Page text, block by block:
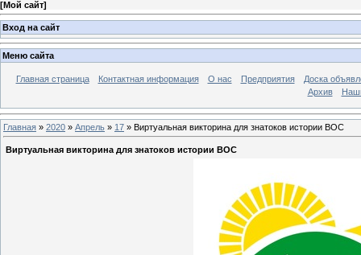
[Мой сайт]
Вход на сайт
Меню сайта
Главная страница Контактная информация О нас Предприятия
Доска
Архив
Главная » 2020 » Апрель » 17 » Виртуальная викторина для знатоков истории ВОС
Виртуальная викторина для знатоков истории ВОС